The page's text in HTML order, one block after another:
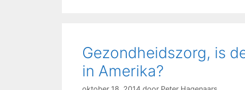
Gezondheidszorg, is
in Amerika?